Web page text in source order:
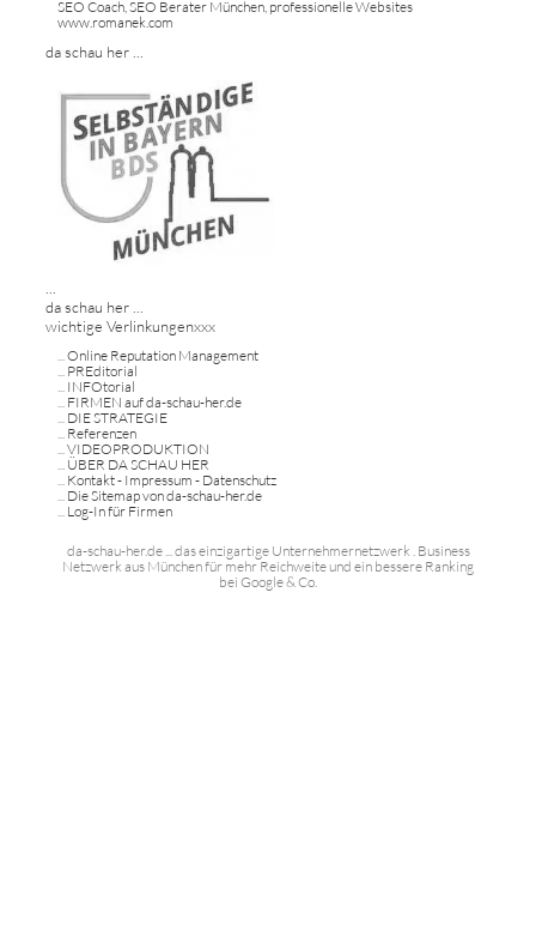
SEO Coach, SEO Berater München, professionelle Websites
www.romanek.com
da schau her ...
...
da schau her ...
wichtige Verlinkungenxxx
...Online Reputation Management
... PREditorial
... INFOtorial
... FIRMEN auf da-schau-her.de
... DIE STRATEGIE
... Referenzen
...VIDEOPRODUKTION
... ÜBER DA SCHAU HER
... Kontakt - Impressum - Datenschutz
... Die Sitemap von da-schau-her.de
... Log-In für Firmen
da-schau-her.de ... das einzigartige Unternehmernetzwerk . Business
Netzwerk aus München für mehr Reichweite und ein bessere Ranking
bei Google & Co.